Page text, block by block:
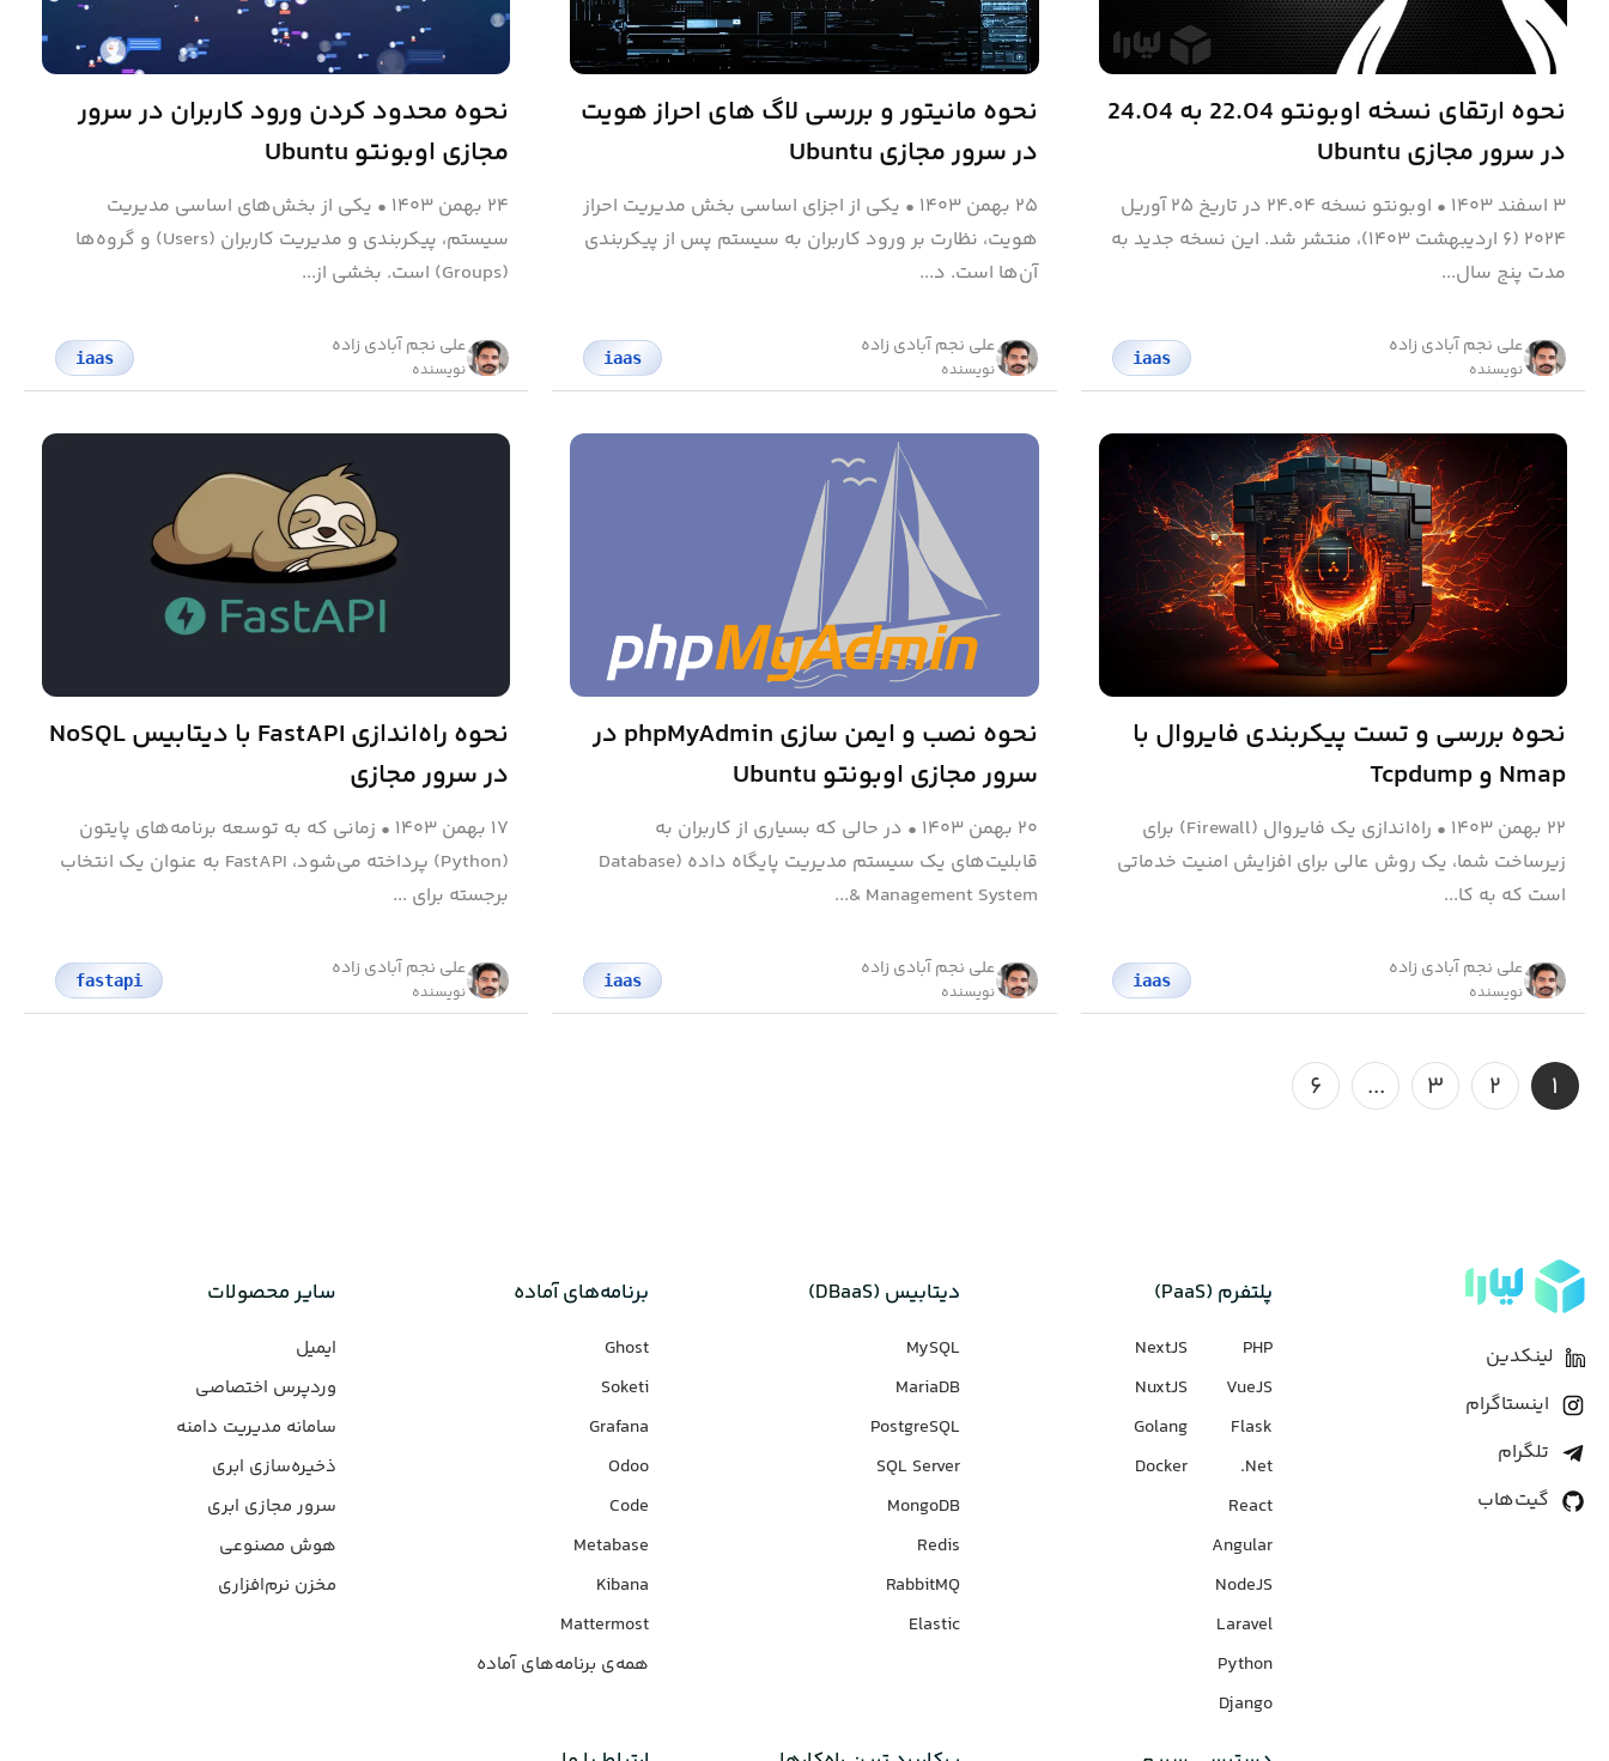
نحوه ارتقای نسخه اوبونتو 22.04 به 24.04
در سرور مجازی Ubuntu
۳ اسفند ۱۴۰۳ •
او‌بونتو نسخه ۲۴.۰۴ در تاریخ ۲۵ آوریل
۲۰۲۴ (۶ اردیبهشت ۱۴۰۳)، منتشر شد. این نسخه جدید به
مدت پنج سال...
علی نجم آبادی زاده
نویسنده
iaas
نحوه مانیتور و بررسی لاگ های احراز هویت
در سرور مجازی Ubuntu
۲۵ بهمن ۱۴۰۳ • یکی از اجزای اساسی بخش مدیریت احراز
هویت، نظارت بر ورود کاربران به سیستم پس از پیکربندی
آن‌ها است. د...
علی نجم آبادی زاده
نویسنده
iaas
نحوه محدود کردن ورود کاربران در سرور
مجازی اوبونتو Ubuntu
۲۴ بهمن ۱۴۰۳ • یکی از بخش‌های اساسی مدیریت
سیستم، پیکربندی و مدیریت کاربران (Users) و گروه‌ها
(Groups) است. بخشی از...
علی نجم آبادی زاده
نویسنده
iaas
نحوه بررسی و تست پیکربندی فایروال با
Nmap و Tcpdump
۲۲ بهمن ۱۴۰۳ •
راه‌اندازی یک فایروال (Firewall) برای
زیرساخت شما، یک روش عالی برای افزایش امنیت خدماتی
است که به کا...
علی نجم آبادی زاده
نویسنده
iaas
نحوه نصب و ایمن سازی phpMyAdmin در
سرور مجازی اوبونتو Ubuntu
۲۰ بهمن ۱۴۰۳ • در حالی که بسیاری از کاربران به
قابلیت‌های یک سیستم مدیریت پایگاه داده (Database
Management System &...
علی نجم آبادی زاده
نویسنده
iaas
نحوه راه‌اندازی FastAPI با دیتابیس NoSQL
در سرور مجازی
۱۷ بهمن ۱۴۰۳ • زمانی که به توسعه برنامه‌های پایتون
(Python) پرداخته می‌شود، FastAPI به عنوان یک انتخاب
برجسته برای ...
علی نجم آبادی زاده
نویسنده
fastapi
۱ ۲ ۳ ... ۶
لینکدین
اینستاگرام
تلگرام
گیت‌هاب
پلتفرم (PaaS)
PHP
VueJS
Flask
Net.
React
Angular
NodeJS
Laravel
Python
Django
NextJS
NuxtJS
Golang
Docker
دیتابیس‌ (DBaaS)
MySQL
MariaDB
PostgreSQL
SQL Server
MongoDB
Redis
RabbitMQ
Elastic
برنامه‌های‌ آماده
Ghost
Soketi
Grafana
Odoo
Code
Metabase
Kibana
Mattermost
همه‌ی برنامه‌های آماده
سایر محصولات
ایمیل
وردپرس‌ اختصاصی
سامانه مدیریت دامنه
ذخیره‌سازی ابری
سرور مجازی ابری
هوش مصنوعی
مخزن نرم‌افزاری